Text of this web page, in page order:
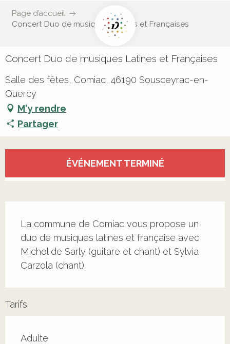
Page d’accueil
Concert Duo de musiques Latines et Françaises
Concert Duo de musiques Latines et Françaises
Salle des fêtes, Comiac, 46190 Sousceyrac-en-
Quercy
M'y rendre
Partager
Ouverture et coordonnées
ÉVÉNEMENT TERMINÉ
La commune de Comiac vous propose un
duo de musiques latines et française avec
Michel de Sarly (guitare et chant) et Sylvia
Carzola (chant).
Tarifs
Adulte